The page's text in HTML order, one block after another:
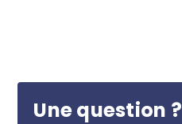
Une question ?